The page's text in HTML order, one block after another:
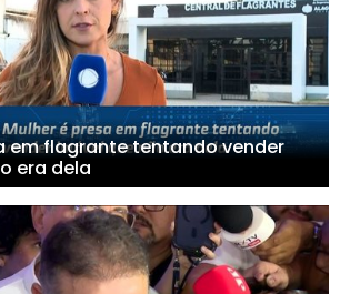
em flagrante tentando vender
era dela